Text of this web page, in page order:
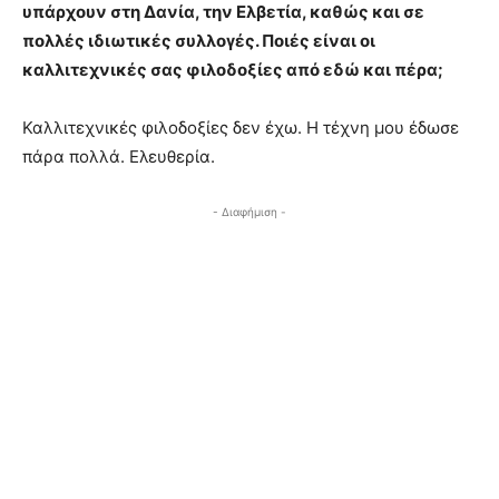
υπάρχουν στη Δανία, την Ελβετία, καθώς και σε
πολλές ιδιωτικές συλλογές. Ποιές είναι οι
καλλιτεχνικές σας φιλοδοξίες από εδώ και πέρα;
Καλλιτεχνικές φιλοδοξίες δεν έχω. Η τέχνη μου έδωσε
πάρα πολλά. Ελευθερία.
- Διαφήμιση -